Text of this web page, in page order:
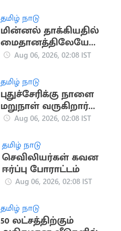
தமிழ் நாடு
மின்னல் தாக்கியதில்
மைதானத்திலேயே
வீரர் உயிரிழப்பு - 12 பேர்
Aug 06, 2026, 02:08 IST
தமிழ் நாடு
புதுச்சேரிக்கு நாளை
மறுநாள் வருகிறார்
மத்திய அமைச்சர்
Aug 06, 2026, 02:08 IST
தமிழ் நாடு
செவிலியர்கள் கவன
ஈர்ப்பு போராட்டம்
Aug 06, 2026, 02:08 IST
தமிழ் நாடு
50 லட்சத்திற்கும்